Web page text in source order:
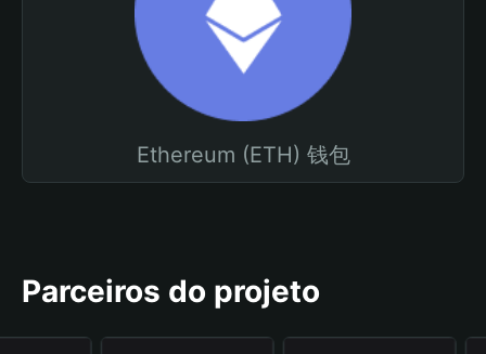
Ethereum (ETH) 钱包
Parceiros do projeto